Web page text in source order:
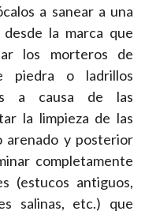
a sanear a una
la marca que
los morteros de
piedra o ladrillos
a causa de las
la limpieza de las
arenado y posterior
completamente
(estucos antiguos,
salinas, etc.) que